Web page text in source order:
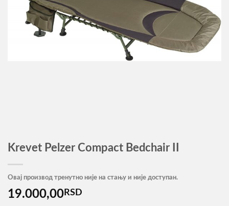
Krevet Pelzer Compact Bedchair II
Овај производ тренутно није на стању и није доступан.
19.000,00RSD